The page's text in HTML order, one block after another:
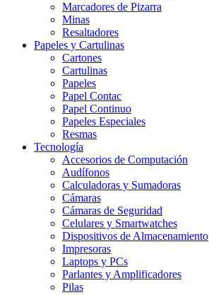
Marcadores de Pizarra
Minas
Resaltadores
Papeles y Cartulinas
Cartones
Cartulinas
Papeles
Papel Contac
Papel Continuo
Papeles Especiales
Resmas
Tecnología
Accesorios de Computación
Audífonos
Calculadoras y Sumadoras
Cámaras
Cámaras de Seguridad
Celulares y Smartwatches
Dispositivos de Almacenamiento
Impresoras
Laptops y PCs
Parlantes y Amplificadores
Pilas